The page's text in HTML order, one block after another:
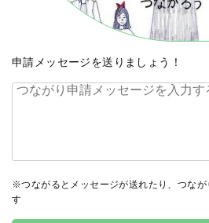
申請メッセージを送りましょう！
※つながるとメッセージが送れたり、つなが
す